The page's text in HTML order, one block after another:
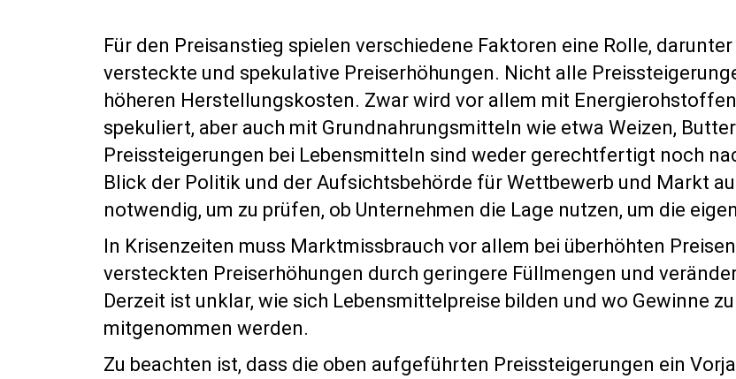
Für den Preisanstieg spielen verschiedene Faktoren eine Rolle,
versteckte und spekulative Preiserhöhungen. Nicht alle
höheren Herstellungskosten. Zwar wird vor allem mit
spekuliert, aber auch mit Grundnahrungsmitteln wie etwa Weizen,
Preissteigerungen bei Lebensmitteln sind weder gerechtfertigt noch
Blick der Politik und der Aufsichtsbehörde für Wettbewerb und Markt
notwendig, um zu prüfen, ob Unternehmen die Lage nutzen, um die
In Krisenzeiten muss Marktmissbrauch vor allem bei überhöhten
versteckten Preiserhöhungen durch geringere Füllmengen und
Derzeit ist unklar, wie sich Lebensmittelpreise bilden und wo Gewinne
mitgenommen werden.
Zu beachten ist, dass die oben aufgeführten Preissteigerungen ein